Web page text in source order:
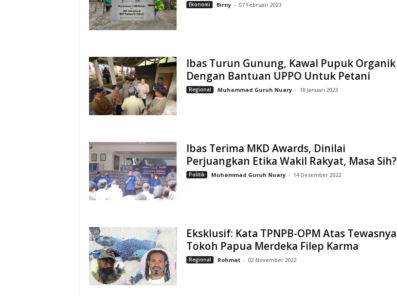
Ekonomi Birny - 07 Februari 2023
Ibas Turun Gunung, Kawal Pupuk Organik
Dengan Bantuan UPPO Untuk Petani
Regional Muhammad Guruh Nuary - 18 Januari 2023
Ibas Terima MKD Awards, Dinilai
Perjuangkan Etika Wakil Rakyat, Masa Sih?
Politik Muhammad Guruh Nuary - 14 Desember 2022
Eksklusif: Kata TPNPB-OPM Atas Tewasnya
Tokoh Papua Merdeka Filep Karma
Regional Rohmat - 02 November 2022